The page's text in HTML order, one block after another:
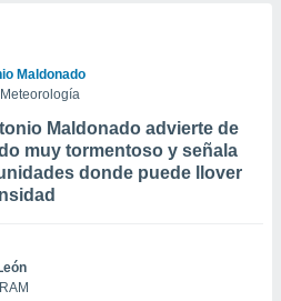
Maldonado
Maldonado advierte de
muy tormentoso y señala
donde puede llover